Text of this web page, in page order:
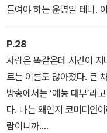
들여야 하는 운명일 테다.
- ‘돌아올 수 없는 강을 건
P.28
사람은 똑같은데 시간이
르는 이름도 많아졌다. 큰
방송에서는 ‘예능 대부’라
다. 나는 왜인지 코미디언
람이니까.